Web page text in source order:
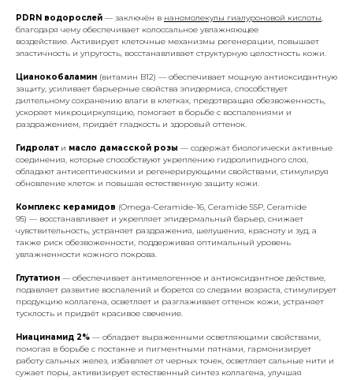
PDRN водорослей — заключён в наномолекулы гиалуроновой кислоты,
благодаря чему обеспечивает колоссальное увлажняющее
воздействие. Активирует клеточные механизмы регенерации, повышает
эластичность и упругость, восстанавливает структурную целостность кожи.
Цианокобаламин (витамин B12) — обеспечивает мощную антиоксидантную
защиту, усиливает барьерные свойства эпидермиса, способствует
дилтельному сохранению влаги в клетках, предотвращая обезвоженность,
ускоряет микроциркуляцию, помогает в борьбе с воспалениями и
раздражением, придаёт гладкость и здоровый оттенок.
Гидролати масло дамасской розы — содержат биологически активные
соединения, которые способствуют укреплению гидролипидного слоя,
обладают антисептическими и регенерирующими свойствами, стимулируя
обновление клеток и повышая естественную защиту кожи.
Комплекс керамидов (Omega-Ceramide-16, Ceramide 5SP, Ceramide
9S) — восстанавливает и укрепляет эпидермальный барьер, снижает
чувствительность, устраняет раздражения, шелушения, красноту и зуд, а
также риск обезвоженности, поддерживая оптимальный уровень
увлажненности кожного покрова.
Глутатион — обеспечивает антимелогенное и антиоксидантное действие,
подавляет развитие воспалений и борется со следами возраста, стимулирует
продукцию коллагена, осветляет и разглаживает оттенок кожи, устраняет
тусклость и придаёт красивое свечение.
Ниацинамид 2% — обладает выраженными осветляющими свойствами,
помогая в борьбе с постакне и пигментными пятнами, гармонизирует
работу сальных желез, избавляет от черных точек, осветляет сальные нити и
сужает поры, активизирует естественный синтез коллагена, улучшая